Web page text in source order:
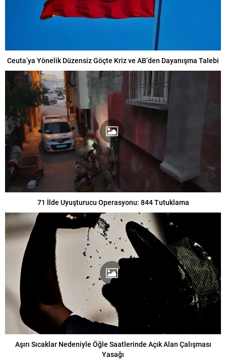
Ceuta’ya Yönelik Düzensiz Göçte Kriz ve AB’den Dayanışma Talebi
71 İlde Uyuşturucu Operasyonu: 844 Tutuklama
Aşırı Sıcaklar Nedeniyle Öğle Saatlerinde Açık Alan Çalışması
Yasağı